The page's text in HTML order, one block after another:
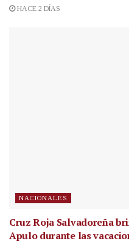
HACE 2 DÍAS
NACIONALES
Cruz Roja Salvadoreña
Apulo durante las